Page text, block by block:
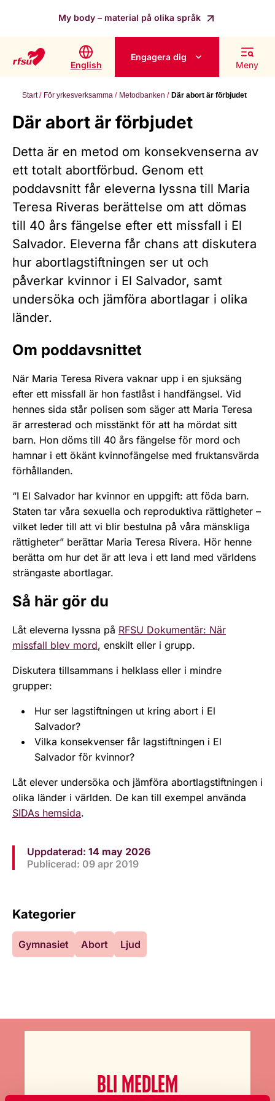
My body – material på olika språk
English
Engagera dig
Meny
Start För yrkesverksamma Metodbanken Där abort är förbjudet
Där abort är förbjudet
Detta är en metod om konsekvenserna av
ett totalt abortförbud. Genom ett
poddavsnitt får eleverna lyssna till Maria
Teresa Riveras berättelse om att dömas
till 40 års fängelse efter ett missfall i El
Salvador. Eleverna får chans att diskutera
hur abortlagstiftningen ser ut och
påverkar kvinnor i El Salvador, samt
undersöka och jämföra abortlagar i olika
länder.
Om poddavsnittet
När Maria Teresa Rivera vaknar upp i en sjuksäng
efter ett missfall är hon fastlåst i handfängsel. Vid
hennes sida står polisen som säger att Maria Teresa
är arresterad och misstänkt för att ha mördat sitt
barn. Hon döms till 40 års fängelse för mord och
hamnar i ett ökänt kvinnofängelse med fruktansvärda
förhållanden.
“I El Salvador har kvinnor en uppgift: att föda barn.
Staten tar våra sexuella och reproduktiva rättigheter –
vilket leder till att vi blir bestulna på våra mänskliga
rättigheter” berättar Maria Teresa Rivera. Hör henne
berätta om hur det är att leva i ett land med världens
strängaste abortlagar.
Så här gör du
Låt eleverna lyssna på RFSU Dokumentär: När
missfall blev mord, enskilt eller i grupp.
Diskutera tillsammans i helklass eller i mindre
grupper:
Hur ser lagstiftningen ut kring abort i El
Salvador?
Vilka konsekvenser får lagstiftningen i El
Salvador för kvinnor?
Låt elever undersöka och jämföra abortlagstiftningen i
olika länder i världen. De kan till exempel använda
SIDAs hemsida.
Uppdaterad: 14 may 2026
Publicerad: 09 apr 2019
Kategorier
Gymnasiet Abort Ljud
BLI MEDLEM